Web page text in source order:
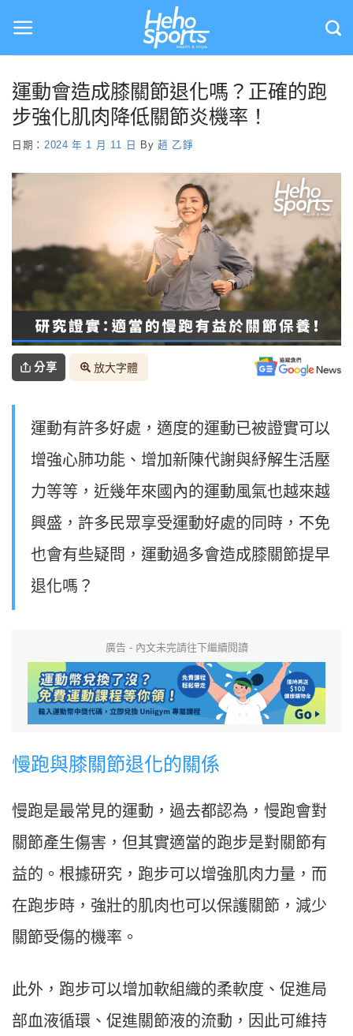
content
運動會造成膝關節退化嗎？正確的跑
步強化肌肉降低關節炎機率！
日期： 2024 年 1 月 11 日 By 趙 乙錚
分享 放大字體
運動有許多好處，適度的運動已被證實可以
增強心肺功能、增加新陳代謝與紓解生活壓
力等等，近幾年來國內的運動風氣也越來越
興盛，許多民眾享受運動好處的同時，不免
也會有些疑問，運動過多會造成膝關節提早
退化嗎？
廣告 - 內文未完請往下繼續閱讀
慢跑與膝關節退化的關係
慢跑是最常見的運動，過去都認為，慢跑會對
關節產生傷害，但其實適當的跑步是對關節有
益的。根據研究，跑步可以增強肌肉力量，而
在跑步時，強壯的肌肉也可以保護關節，減少
關節受傷的機率。
此外，跑步可以增加軟組織的柔軟度、促進局
部血液循環、促進關節液的流動，因此可維持